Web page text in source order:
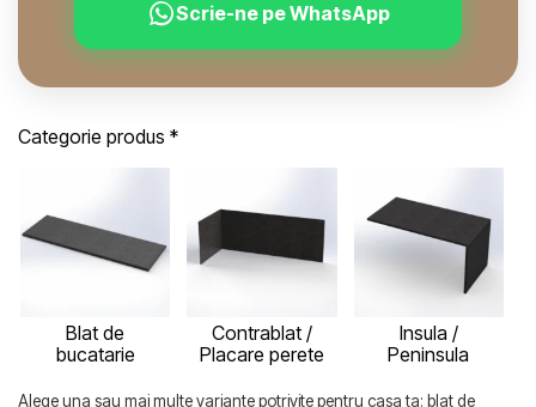
Scrie-ne pe WhatsApp
Categorie produs *
Blat de
bucatarie
Contrablat /
Placare perete
Insula /
Peninsula
Alege una sau mai multe variante potrivite pentru casa ta: blat de